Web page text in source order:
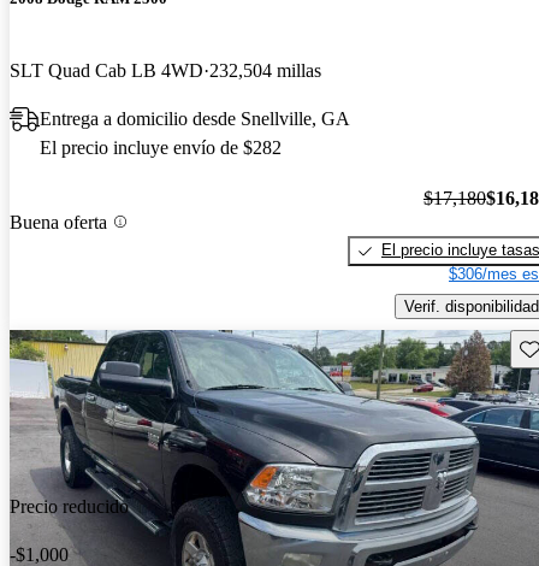
SLT Quad Cab LB 4WD 232,504 millas
Entrega a domicilio desde Snellville, GA
El precio incluye envío de $282
Buena oferta
$17,180
El precio incluye tasas
$306/mes
Verif. disponibilidad
Precio reducido
-$1,000